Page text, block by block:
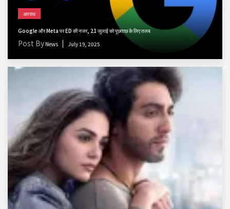
अपराध
Google और Meta पर ED की नजर, 21 जुलाई को पूछताछ के लिए तलब
Post By News July 19, 2025